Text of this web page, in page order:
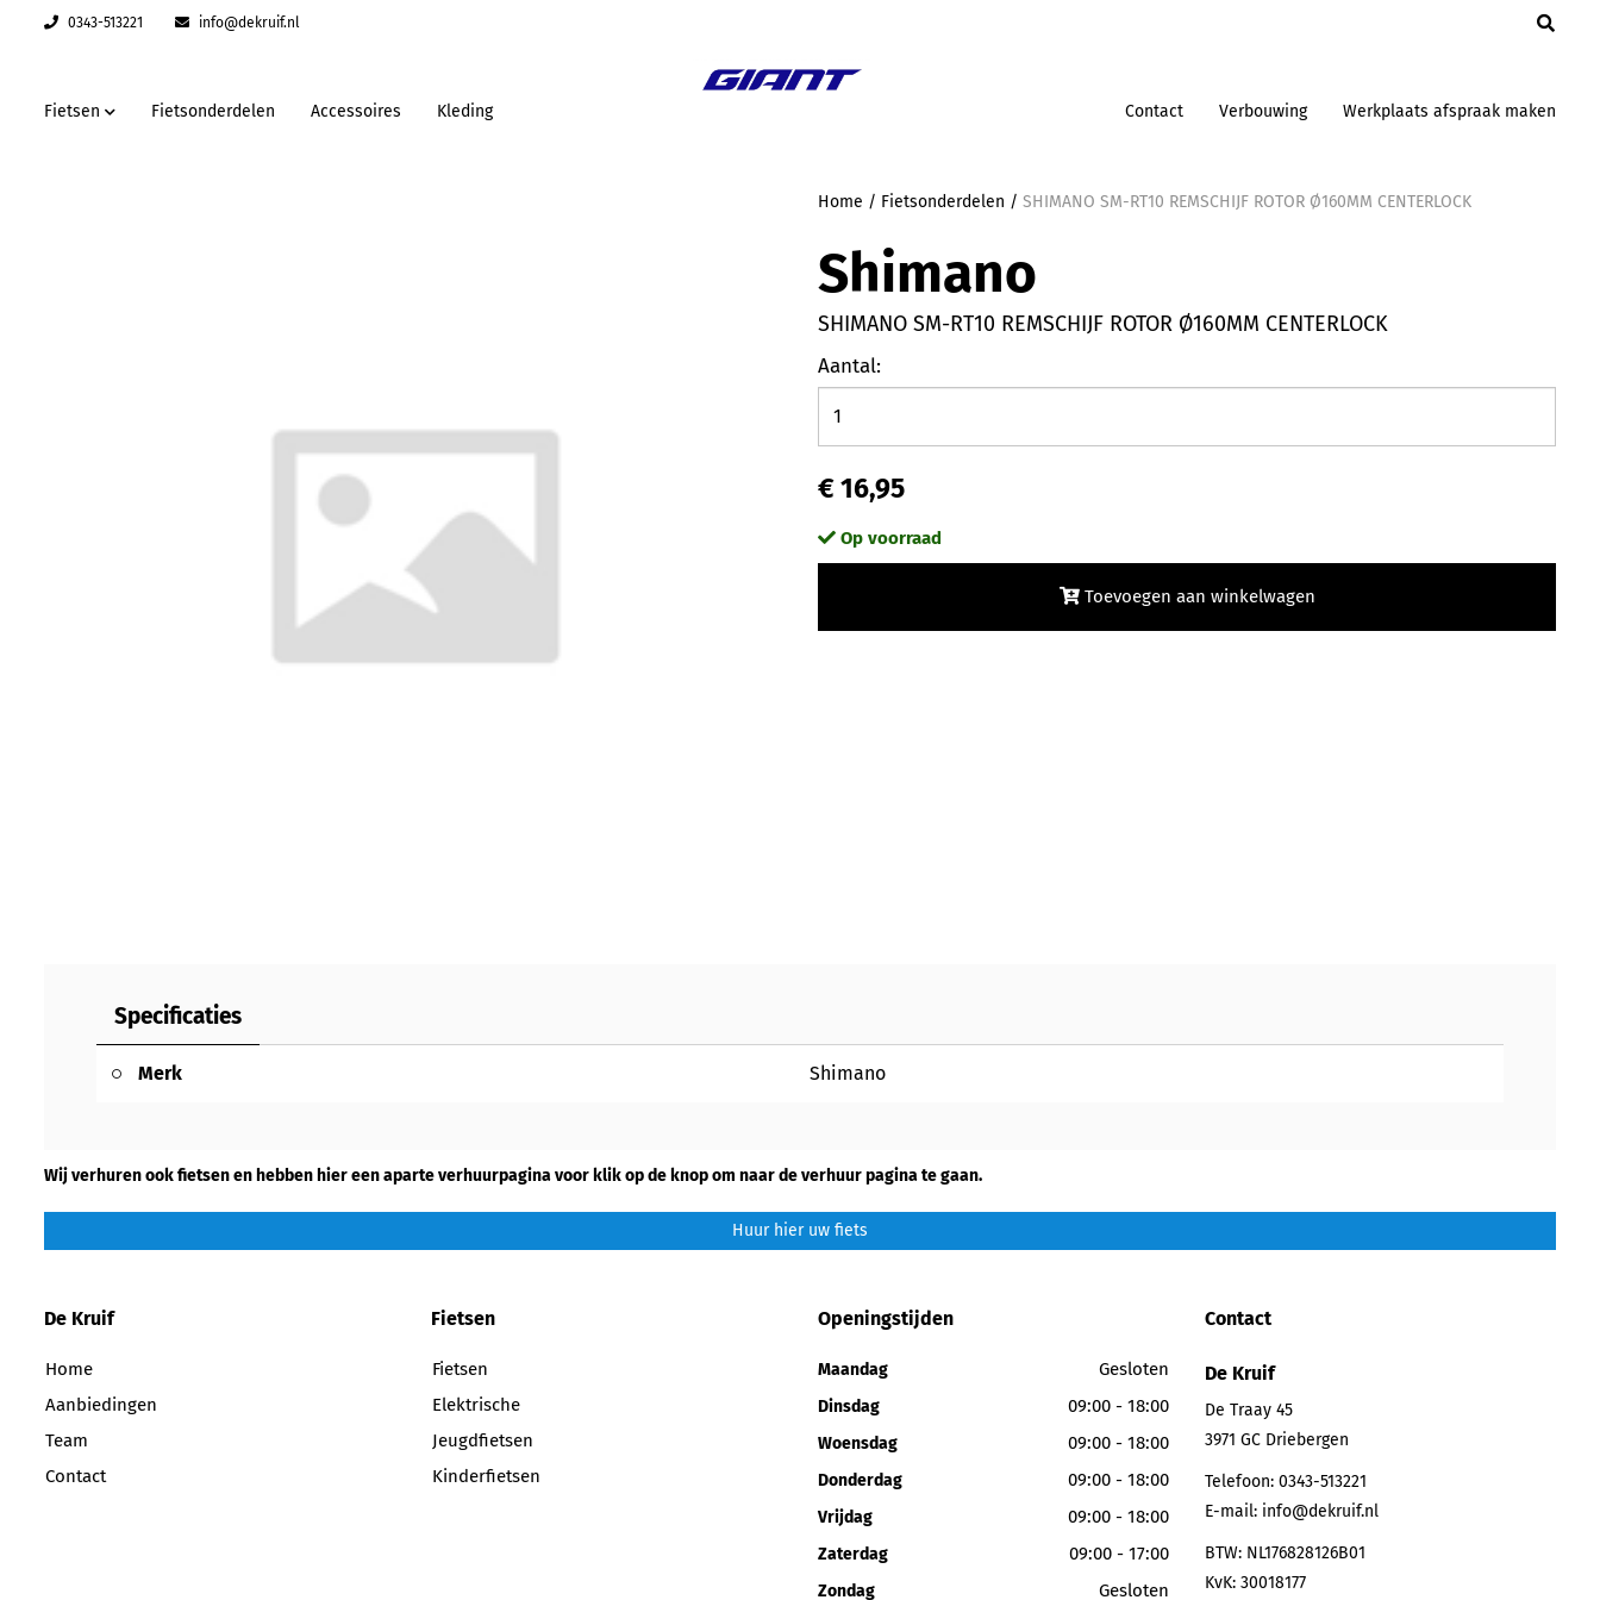
0343-513221 info@dekruif.nl
Fietsen Fietsonderdelen Accessoires Kleding Contact Verbouwing Werkplaats afspraak maken
Home / Fietsonderdelen / SHIMANO SM-RT10 REMSCHIJF ROTOR Ø160MM CENTERLOCK
Shimano
SHIMANO SM-RT10 REMSCHIJF ROTOR Ø160MM CENTERLOCK
Aantal:
€ 16,95
Op voorraad
Toevoegen aan winkelwagen
Specificaties
Merk Shimano
Wij verhuren ook fietsen en hebben hier een aparte verhuurpagina voor klik op de knop om naar de verhuur pagina te gaan.
Huur hier uw fiets
De Kruif
Home
Aanbiedingen
Team
Contact
Fietsen
Fietsen
Elektrische
Jeugdfietsen
Kinderfietsen
Openingstijden
Maandag Gesloten
Dinsdag 09:00 - 18:00
Woensdag 09:00 - 18:00
Donderdag 09:00 - 18:00
Vrijdag 09:00 - 18:00
Zaterdag 09:00 - 17:00
Zondag Gesloten
Contact
De Kruif
De Traay 45
3971 GC Driebergen
Telefoon: 0343-513221
E-mail: info@dekruif.nl
BTW: NL176828126B01
KvK: 30018177